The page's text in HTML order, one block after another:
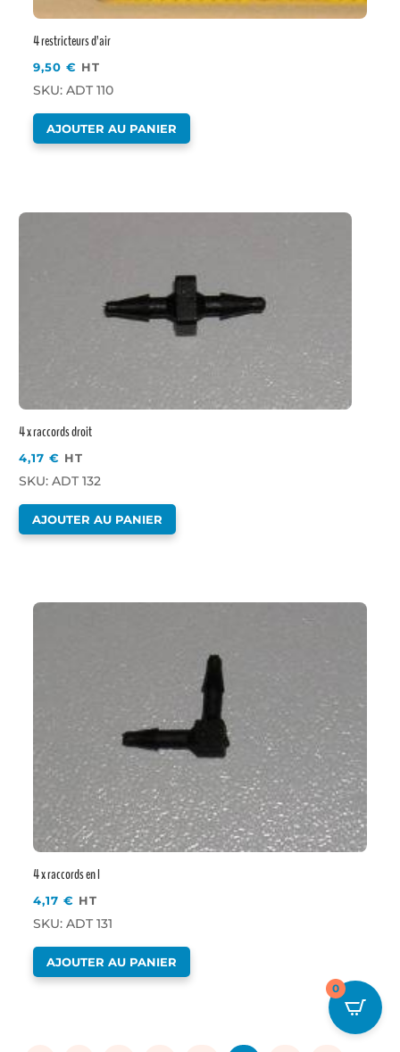
4 restricteurs d’air
9,50€ HT
SKU: ADT 110
AJOUTER AU PANIER
4 x raccords droit
4,17€ HT
SKU: ADT 132
AJOUTER AU PANIER
4 x raccords en l
4,17€ HT
SKU: ADT 131
AJOUTER AU PANIER
0